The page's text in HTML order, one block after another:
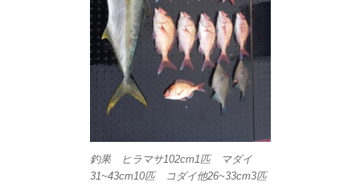
釣果 ヒラマサ102cm1匹 マダイ
31~43cm10匹 コダイ他26~33cm3匹